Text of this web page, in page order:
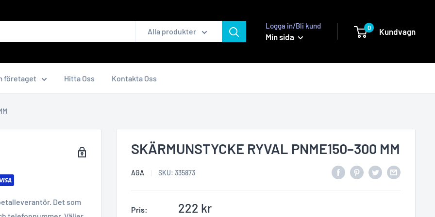
Alla produkter
Logga in/Bli kund
Min sida
0 Kundvagn
företaget Hitta Oss Kontakta Oss
SKÄRMUNSTYCKE RYVAL PNME150–300 MM
AGA SKU: 335873
Pris: Reapris
222 kr
Det som